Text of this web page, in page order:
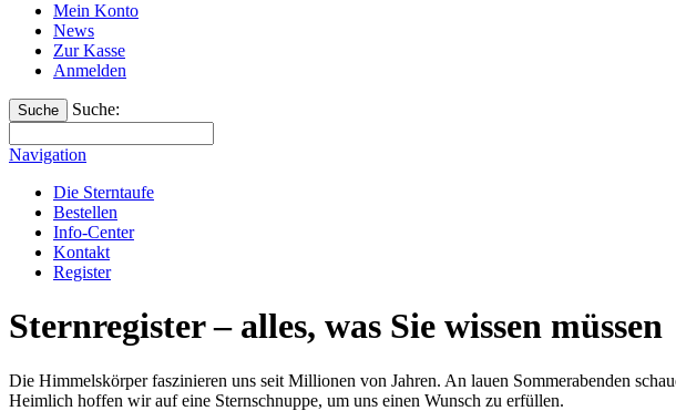
Mein Konto
News
Zur Kasse
Anmelden
Suche Suche:
Navigation
Die Sterntaufe
Bestellen
Info-Center
Kontakt
Register
Sternregister – alles, was Sie wissen müssen
Die Himmelskörper faszinieren uns seit Millionen von Jahren. An lauen Sommerabenden
Heimlich hoffen wir auf eine Sternschnuppe, um uns einen Wunsch zu erfüllen.